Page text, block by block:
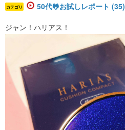
カテゴリ 50代🐸お試しレポート (35)
ジャン！ハリアス！